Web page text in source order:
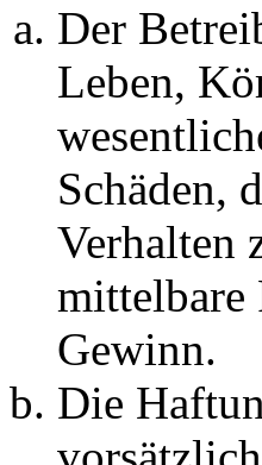
Der
Leben,
Schäden,
Verhalten
mittelbare
Gewinn.
Die